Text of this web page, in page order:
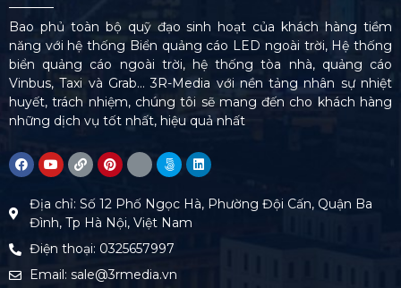
Bao phủ toàn bộ quỹ đạo sinh hoạt của khách hàng tiềm
năng với hệ thống Biển quảng cáo LED ngoài trời, Hệ thống
biển quảng cáo ngoài trời, hệ thống tòa nhà, quảng cáo
Vinbus, Taxi và Grab… 3R-Media với nền tảng nhân sự nhiệt
huyết, trách nhiệm, chúng tôi sẽ mang đến cho khách hàng
những dịch vụ tốt nhất, hiệu quả nhất
Địa chỉ: Số 12 Phố Ngọc Hà, Phường Đội Cấn, Quận Ba
Đình, Tp Hà Nội, Việt Nam
Điện thoại: 0325657997
Email: sale@3rmedia.vn